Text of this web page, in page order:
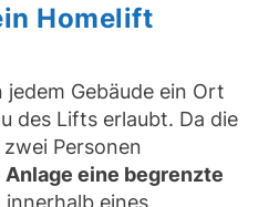
Homelift
Gebäude ein Ort
des Lifts erlaubt. Da die
Personen
Anlage eine begrenzte
innerhalb eines